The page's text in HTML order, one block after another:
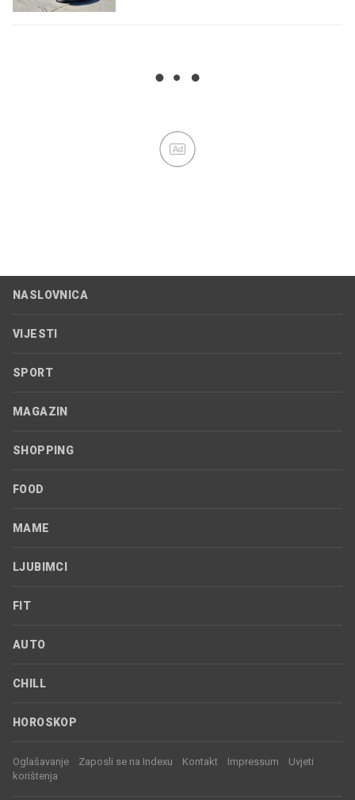
Ad
NASLOVNICA
VIJESTI
SPORT
MAGAZIN
SHOPPING
FOOD
MAME
LJUBIMCI
FIT
AUTO
CHILL
HOROSKOP
Oglašavanje Zaposli se na Indexu Kontakt Impressum
Uvjeti
korištenja